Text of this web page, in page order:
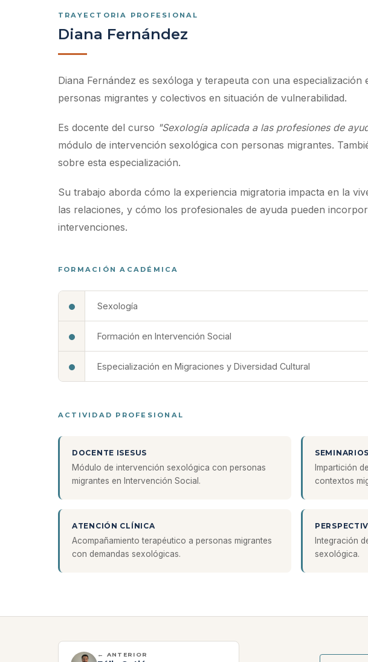
TRAYECTORIA PROFESIONAL
Diana Fernández
Diana Fernández es sexóloga y terapeuta con una
personas migrantes y colectivos en situación de vulnerabilidad.
Es docente del curso "Sexología aplicada a las profesiones de
módulo de intervención sexológica con personas migrantes.
sobre esta especialización.
Su trabajo aborda cómo la experiencia migratoria impacta en la
las relaciones, y cómo los profesionales de ayuda pueden
intervenciones.
FORMACIÓN ACADÉMICA
Sexología
Formación en Intervención Social
Especialización en Migraciones y Diversidad Cultural
ACTIVIDAD PROFESIONAL
DOCENTE ISESUS
Módulo de intervención sexológica con personas
migrantes en Intervención Social.
Impartición
contextos
ATENCIÓN CLÍNICA
Acompañamiento terapéutico a personas migrantes
con demandas sexológicas.
Integración
sexológica.
← ANTERIOR